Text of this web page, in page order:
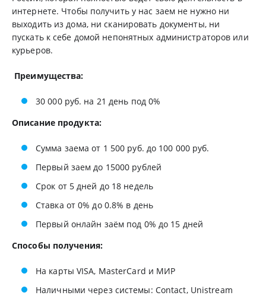
интернете. Чтобы получить у нас заем не нужно ни
выходить из дома, ни сканировать документы, ни
пускать к себе домой непонятных администраторов или
курьеров.
Преимущества:
30 000 руб. на 21 день под 0%
Описание продукта:
Сумма заема от 1 500 руб. до 100 000 руб.
Первый заем до 15000 рублей
Срок от 5 дней до 18 недель
Cтавка от 0% до 0.8% в день
Первый онлайн заём под 0% до 15 дней
Способы получения:
На карты VISA, MasterCard и МИР
Наличными через системы: Contact, Unistream